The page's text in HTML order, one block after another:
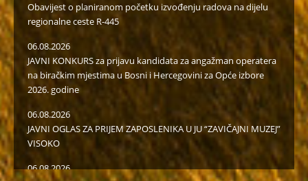
Obavijest o planiranom početku izvođenju radova na dijelu
regionalne ceste R-445
06.08.2026
JAVNI KONKURS za prijavu kandidata za angažman operatera
na biračkim mjestima u Bosni i Hercegovini za Opće izbore
2026. godine
06.08.2026
JAVNI OGLAS ZA PRIJEM ZAPOSLENIKA U JU “ZAVIČAJNI MUZEJ”
VISOKO
06.08.2026